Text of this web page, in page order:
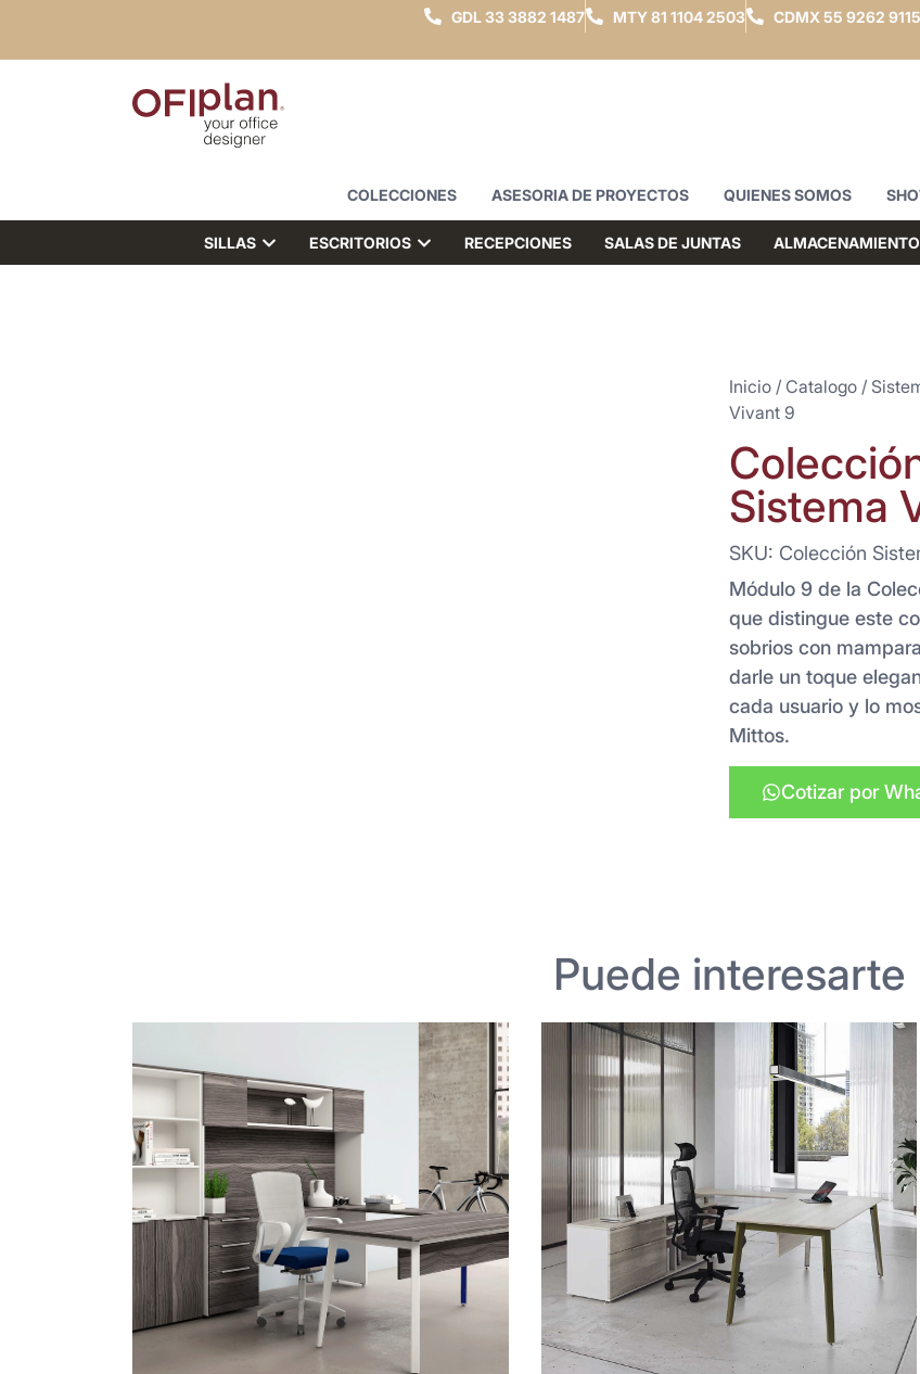
GDL33 3882 1487 MTY81 1104 2503 CDMX 55 9262 9115
COLECCIONES ASESORIA DE PROYECTOS QUIENES SOMOS
SILLAS ESCRITORIOS RECEPCIONES SALAS DE JUNTAS ALMACENAMIENTO
Inicio / Catalogo /
Vivant 9
Sistema
SKU: Colección
Módulo 9 de la
que distingue este
sobrios con
darle un toque
cada usuario y lo
Mittos.
Cotizar por
Puede interesarte